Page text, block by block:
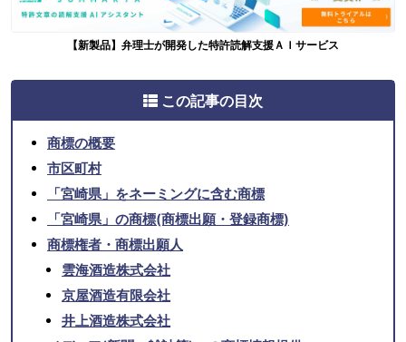
【新製品】弁理士が開発した特許読解支援ＡＩサービス
この記事の目次
商標の概要
市区町村
「宮崎県」をネーミングに含む商標
「宮崎県」の商標(商標出願・登録商標)
商標権者・商標出願人
雲海酒造株式会社
京屋酒造有限会社
井上酒造株式会社